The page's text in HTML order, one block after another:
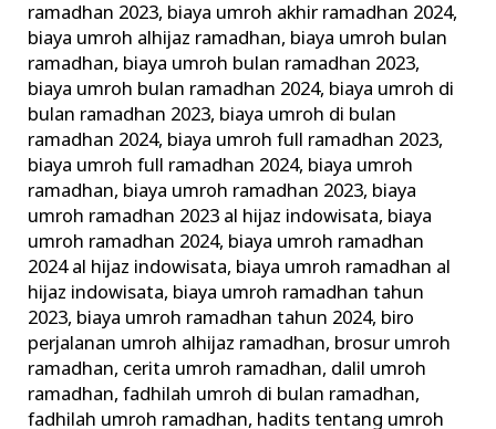
ramadhan 2023, biaya umroh akhir ramadhan 2024,
biaya umroh alhijaz ramadhan, biaya umroh bulan
ramadhan, biaya umroh bulan ramadhan 2023,
biaya umroh bulan ramadhan 2024, biaya umroh di
bulan ramadhan 2023, biaya umroh di bulan
ramadhan 2024, biaya umroh full ramadhan 2023,
biaya umroh full ramadhan 2024, biaya umroh
ramadhan, biaya umroh ramadhan 2023, biaya
umroh ramadhan 2023 al hijaz indowisata, biaya
umroh ramadhan 2024, biaya umroh ramadhan
2024 al hijaz indowisata, biaya umroh ramadhan al
hijaz indowisata, biaya umroh ramadhan tahun
2023, biaya umroh ramadhan tahun 2024, biro
perjalanan umroh alhijaz ramadhan, brosur umroh
ramadhan, cerita umroh ramadhan, dalil umroh
ramadhan,fadhilah umroh di bulan ramadhan,
fadhilah umroh ramadhan, hadits tentang umroh